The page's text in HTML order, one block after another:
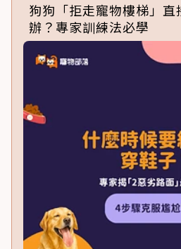
狗狗「拒走寵物樓梯」
辦？專家訓練法必學